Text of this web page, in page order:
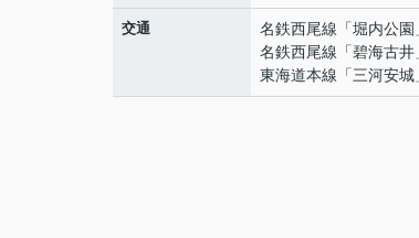
交通 名鉄西尾線 「堀内公園
名鉄西尾線 「碧海古井
東海道本線 「三河安城